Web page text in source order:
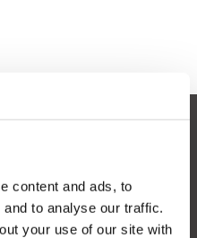
content and ads, to
to analyse our traffic.
your use of our site with